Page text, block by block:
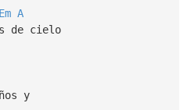
Em A
de cielo
y